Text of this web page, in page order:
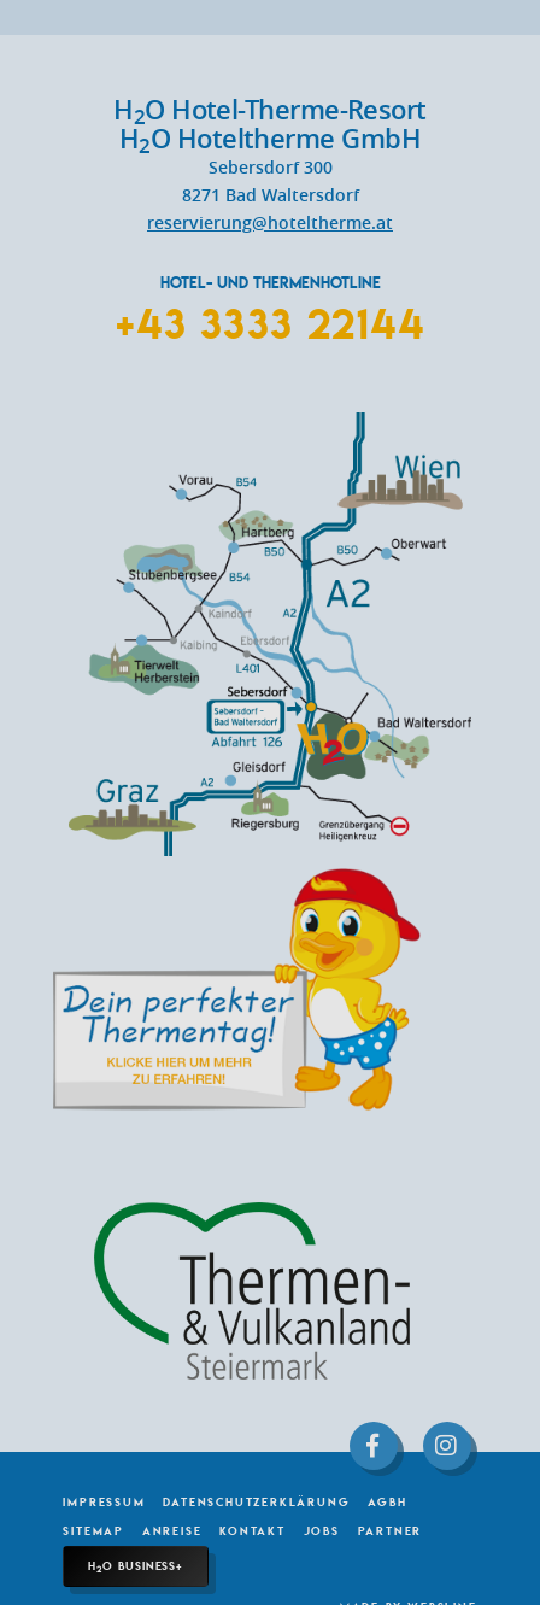
H2O Hotel-Therme-Resort
H2O Hoteltherme GmbH
Sebersdorf 300
8271 Bad Waltersdorf
reservierung@hoteltherme.at
HOTEL- UND THERMENHOTLINE
+43 3333 22144
IMPRESSUM DATENSCHUTZERKLÄRUNG
AGBH
SITEMAP
ANREISE KONTAKT JOBS PARTNER
H2O BUSINESS+